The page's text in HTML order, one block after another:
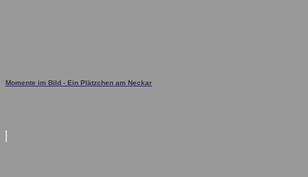
Momente im Bild - Ein Plätzchen am Neckar